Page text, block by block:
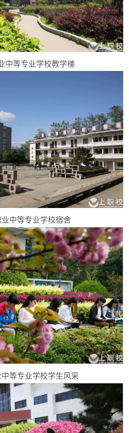
中等专业学校教学楼
中等专业学校宿舍
等专业学校学生风采